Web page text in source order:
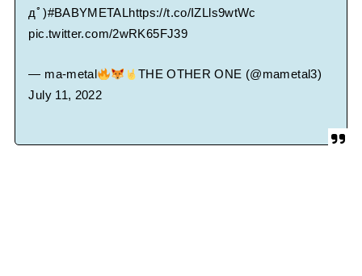
дﾟ)#BABYMETALhttps://t.co/IZLls9wtWc
pic.twitter.com/2wRK65FJ39
— ma-metal
THE OTHER ONE (@mametal3)
July 11, 2022